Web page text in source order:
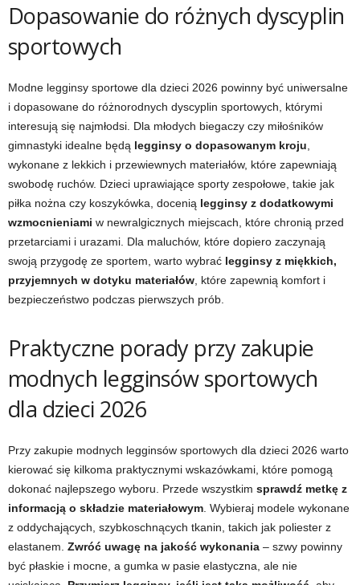
Dopasowanie do różnych dyscyplin
sportowych
Modne legginsy sportowe dla dzieci 2026 powinny być uniwersalne
i dopasowane do różnorodnych dyscyplin sportowych, którymi
interesują się najmłodsi. Dla młodych biegaczy czy miłośników
gimnastyki idealne będą legginsy o dopasowanym kroju
wykonane z lekkich i przewiewnych materiałów, które zapewniają
swobodę ruchów. Dzieci uprawiające sporty zespołowe, takie jak
piłka nożna czy koszykówka, docenią legginsy z dodatkowymi
wzmocnieniami w newralgicznych miejscach, które chronią przed
przetarciami i urazami. Dla maluchów, które dopiero zaczynają
swoją przygodę ze sportem, warto wybrać legginsy z miękkich,
przyjemnych w dotyku materiałów , które zapewnią komfort i
bezpieczeństwo podczas pierwszych prób.
Praktyczne porady przy zakupie
modnych legginsów sportowych
dla dzieci 2026
Przy zakupie modnych legginsów sportowych dla dzieci 2026 warto
kierować się kilkoma praktycznymi wskazówkami, które pomogą
dokonać najlepszego wyboru. Przede wszystkim sprawdź metkę z
informacją o składzie materiałowym . Wybieraj modele wykonane
z oddychających, szybkoschnących tkanin, takich jak poliester z
elastanem. Zwróć uwagę na jakość wykonania – szwy powinny
być płaskie i mocne, a gumka w pasie elastyczna, ale nie